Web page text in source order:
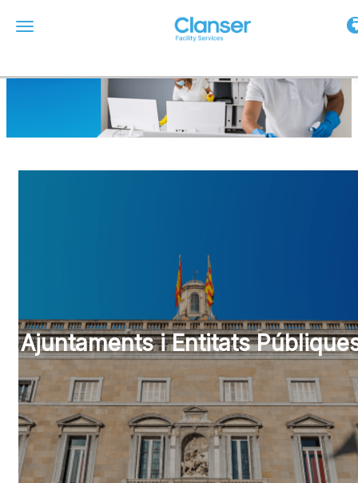
Toggle navigation
Ajuntaments i Entitats